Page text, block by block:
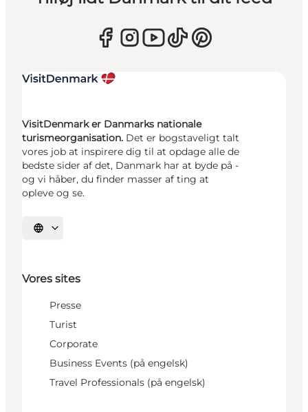
VisitDenmark er Danmarks nationale
turismeorganisation. Det er bogstaveligt talt
vores job at inspirere dig til at opdage alle de
bedste sider af det, Danmark har at byde på -
og vi håber, du finder masser af ting at
opleve og se.
Vælg sprog
Vores sites
Presse
Turist
Corporate
Business Events (på engelsk)
Travel Professionals (på engelsk)